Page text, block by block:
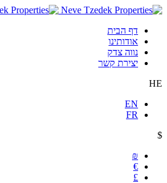
דף הבית
אודותינו
נווה צדק
יצירת קשר
HE
EN
FR
$
₪
€
£